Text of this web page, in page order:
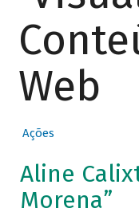
Web
Ações
Aline
Morena”